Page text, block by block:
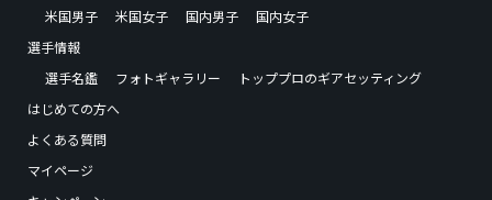
米国男子
米国女子 国内男子
国内女子
選手情報
選手名鑑
フォトギャラリー
トッププロのギアセッティング
はじめての方へ
よくある質問
マイページ